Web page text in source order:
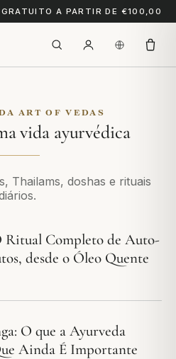
A PARTIR DE €100,00
ART OF VEDAS
vida ayurvédica
Thailams, doshas e rituais
Ritual Completo de Auto-
desde o Óleo Quente
O que a Ayurveda
Ainda É Importante